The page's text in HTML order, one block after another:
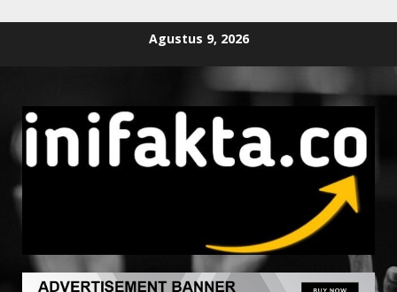
Agustus 9, 2026